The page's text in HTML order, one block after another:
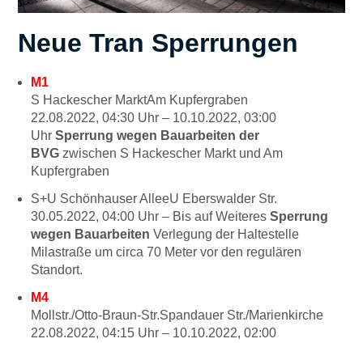
Neue Tran Sperrungen
M1
S Hackescher MarktAm Kupfergraben
22.08.2022, 04:30 Uhr – 10.10.2022, 03:00
Uhr Sperrung wegen Bauarbeiten der
BVG zwischen S Hackescher Markt und Am
Kupfergraben
S+U Schönhauser AlleeU Eberswalder Str.
30.05.2022, 04:00 Uhr – Bis auf Weiteres Sperrung
wegen Bauarbeiten Verlegung der Haltestelle
Milastraße um circa 70 Meter vor den regulären
Standort.
M4
Mollstr./Otto-Braun-Str.Spandauer Str./Marienkirche
22.08.2022, 04:15 Uhr – 10.10.2022, 02:00